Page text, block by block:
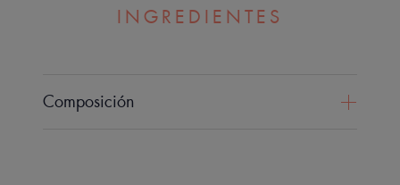
INGREDIENTES
Composición